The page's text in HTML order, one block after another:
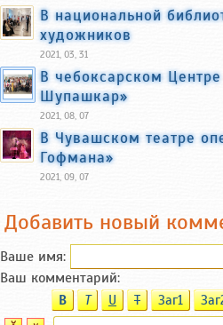
В национальной
художников
2021, 03, 31
В чебоксарском
Шупашкар»
2021, 08, 07
В Чувашском театре
Гофмана»
2021, 09, 07
Добавить новый
Ваше имя:
Ваш комментарий:
B T U T Заг1